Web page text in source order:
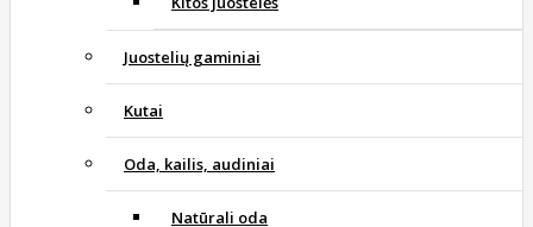
Juostelių gaminiai
Kutai
Oda, kailis, audiniai
Natūrali oda